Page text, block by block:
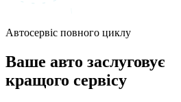
Автосервіс повного циклу
Ваше авто заслуговує
кращого сервісу